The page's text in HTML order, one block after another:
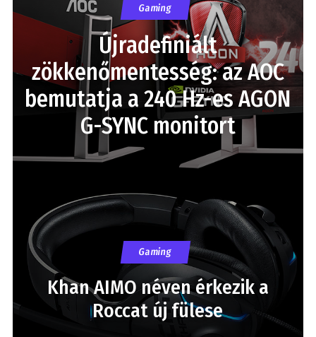
Gaming
Újradefiniált
zökkenőmentesség: az AOC
bemutatja a 240 Hz-es AGON
G-SYNC monitort
Gaming
Khan AIMO néven érkezik a
Roccat új fülese